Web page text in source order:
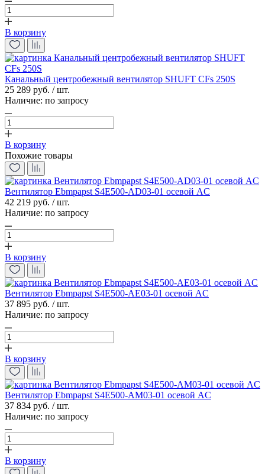
В корзину
Канальный центробежный вентилятор SHUFT CFs 250S
25 289 руб. / шт.
Наличие: по запросу
В корзину
Похожие товары
Вентилятор Ebmpapst S4E500-AD03-01 осевой AC
42 219 руб. / шт.
Наличие: по запросу
В корзину
Вентилятор Ebmpapst S4E500-AE03-01 осевой AC
37 895 руб. / шт.
Наличие: по запросу
В корзину
Вентилятор Ebmpapst S4E500-AM03-01 осевой AC
37 834 руб. / шт.
Наличие: по запросу
В корзину